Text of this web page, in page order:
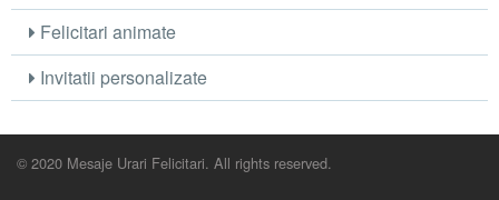
Felicitari animate
Invitatii personalizate
© 2020 Mesaje Urari Felicitari. All rights reserved.